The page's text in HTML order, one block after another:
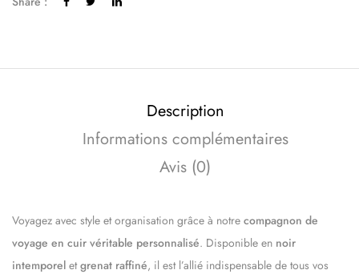
Description
Informations complémentaires
Avis (0)
Voyagez avec style et organisation grâce à notre compagnon de
voyage en cuir véritable personnalisé. Disponible en noir
intemporel et grenat raffiné, il est l’allié indispensable de tous vos